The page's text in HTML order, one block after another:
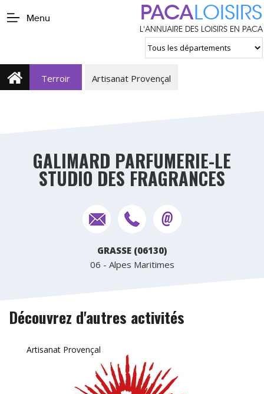
Menu PACALOISIRS
L'ANNUAIRE DES LOISIRS EN PACA
Terroir Artisanat Provençal
GALIMARD PARFUMERIE-LE
STUDIO DES FRAGRANCES
GRASSE (06130)
06 - Alpes Maritimes
Découvrez d'autres activités
Artisanat Provençal